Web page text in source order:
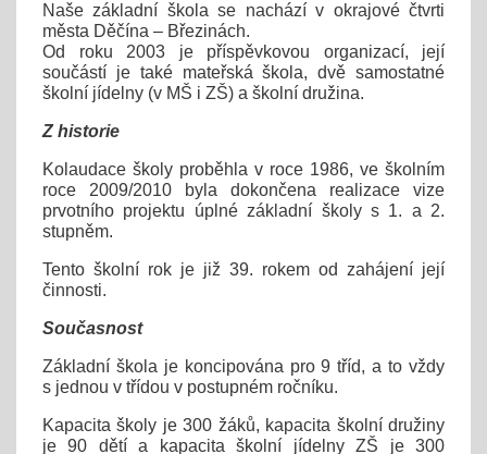
Naše základní škola se nachází v okrajové čtvrti
města Děčína – Březinách.
Od roku 2003 je příspěvkovou organizací, její
součástí je také mateřská škola, dvě samostatné
školní jídelny (v MŠ i ZŠ) a školní družina.
Z historie
Kolaudace školy proběhla v roce 1986, ve školním
roce 2009/2010 byla dokončena realizace vize
prvotního projektu úplné základní školy s 1. a 2.
stupněm.
Tento školní rok je již 39. rokem od zahájení její
činnosti.
Současnost
Základní škola je koncipována pro 9 tříd, a to vždy
s jednou v třídou v postupném ročníku.
Kapacita školy je 300 žáků, kapacita školní družiny
je 90 dětí a kapacita školní jídelny ZŠ je 300